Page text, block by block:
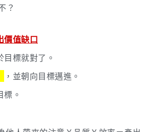
？
值缺口
標就對了。
，並朝向目標邁進。
。